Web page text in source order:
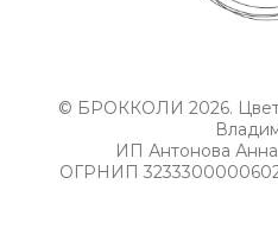
© БРОККОЛИ 2026.
ИП Антонова
ОГРНИП